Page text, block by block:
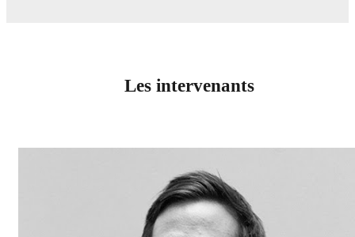
Les intervenants